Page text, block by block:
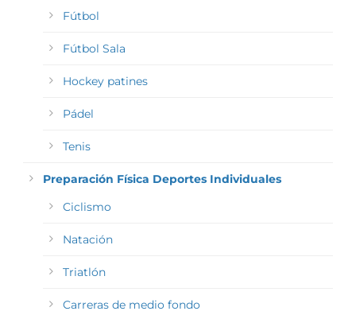
Fútbol
Fútbol Sala
Hockey patines
Pádel
Tenis
Preparación Física Deportes Individuales
Ciclismo
Natación
Triatlón
Carreras de medio fondo